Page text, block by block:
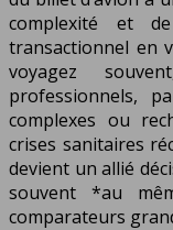
complexité et
transactionnel en
voyagez
professionnels,
complexes ou
crises sanitaires
devient un allié
souvent *au
comparateurs